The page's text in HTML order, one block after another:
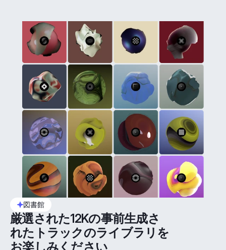
図書館
厳選された12Kの事前生成さ
れたトラックのライブラリを
お楽しみください